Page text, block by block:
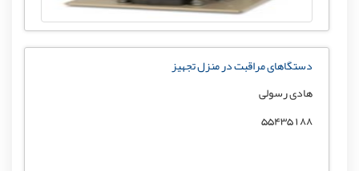
دستگاهای مراقبت در منزل تجهیز
هادی رسولی
55435188